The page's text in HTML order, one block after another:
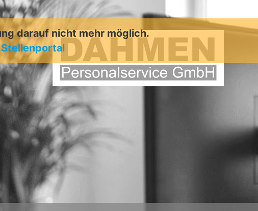
darauf nicht mehr möglich.
Stellenportal